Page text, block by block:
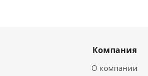
Компания
О компании